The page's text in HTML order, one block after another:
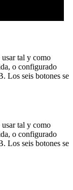
tal y como
o configurado
Los seis botones se
tal y como
o configurado
Los seis botones se